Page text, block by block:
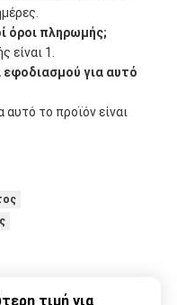
όροι πληρωμής;
είναι 1.
εφοδιασμού για αυτό
αυτό το προϊόν είναι
τιμή για